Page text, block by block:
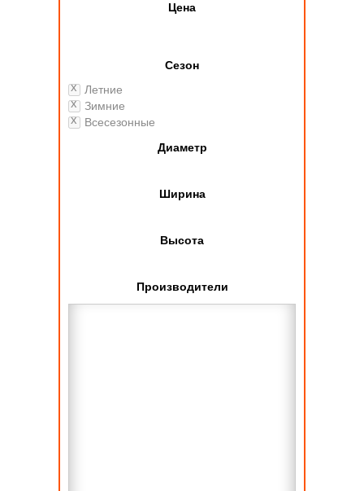
Цена
Сезон
Летние
Зимние
Всесезонные
Диаметр
Ширина
Высота
Производители